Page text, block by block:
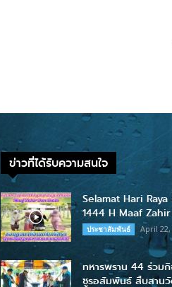
ข่าวที่ได้รับความสนใจ
Selamat Hari
1444 H Maaf
ประชาสัมพันธ์ April 22,
ทหารพราน 44 ร่วม
ซูรอสัมพันธ์ สืบสาน